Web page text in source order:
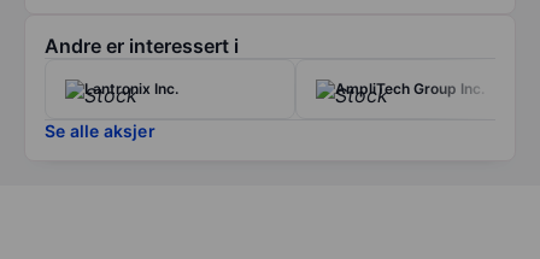
Andre er interessert i
Lantronix Inc. AmpliTech Group Inc.
Se alle aksjer